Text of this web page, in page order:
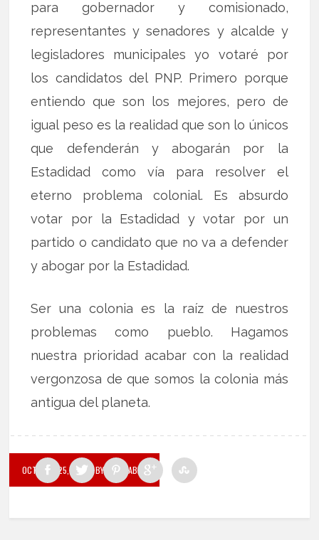
para gobernador y comisionado,
representantes y senadores y alcalde y
legisladores municipales yo votaré por
los candidatos del PNP. Primero porque
entiendo que son los mejores, pero de
igual peso es la realidad que son lo únicos
que defenderán y abogarán por la
Estadidad como vía para resolver el
eterno problema colonial. Es absurdo
votar por la Estadidad y votar por un
partido o candidato que no va a defender
y abogar por la Estadidad.
Ser una colonia es la raíz de nuestros
problemas como pueblo. Hagamos
nuestra prioridad acabar con la realidad
vergonzosa de que somos la colonia más
antigua del planeta.
OCTUBRE 25, 2020 BY LA PALABRA